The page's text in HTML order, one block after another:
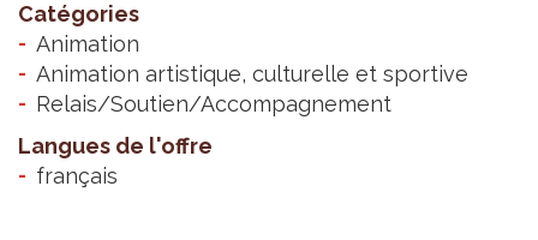
Catégories
Animation
Animation artistique, culturelle et sportive
Relais/Soutien/Accompagnement
Langues de l'offre
français